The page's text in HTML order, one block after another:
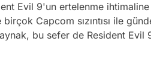
Evil 9'un ertelenme
Capcom sızıntısı ile
bu sefer de Resident Evil